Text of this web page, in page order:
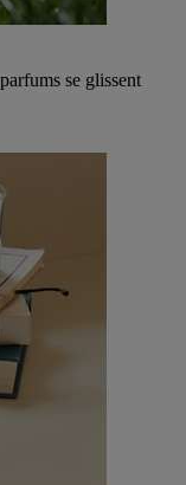
se glissent